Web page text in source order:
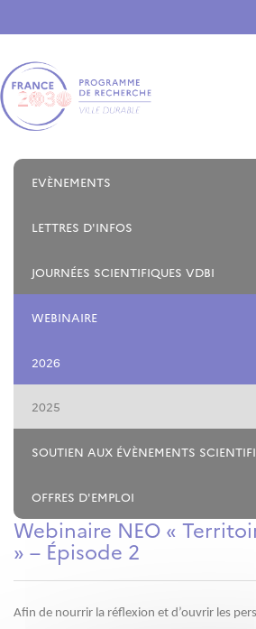
EVÈNEMENTS
LETTRES D'INFOS
JOURNÉES SCIENTIFIQUES VDBI
WEBINAIRE
2026
2025
SOUTIEN AUX ÉVÈNEMENTS
OFFRES D'EMPLOI
Webinaire NEO «
» – Épisode 2
Afin de nourrir la réflexion et d’ouvrir les